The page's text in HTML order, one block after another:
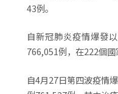
43例。
自新冠肺炎疫情爆發
766,051例，在222個國
自4月27日第四波疫情